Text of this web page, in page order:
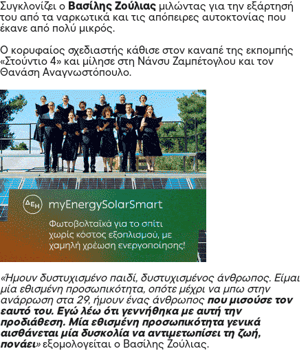
Συγκλονίζει ο Βασίλης Ζούλιας μιλώντας για την εξάρτησή
του από τα ναρκωτικά και τις απόπειρες αυτοκτονίας που
έκανε από πολύ μικρός.
Ο κορυφαίος σχεδιαστής κάθισε στον καναπέ της εκπομπής
«Στούντιο 4» και μίλησε στη Νάνσυ Ζαμπέτογλου και τον
Θανάση Αναγνωστόπουλο.
«Ήμουν δυστυχισμένο παιδί, δυστυχισμένος άνθρωπος. Είμαι
μία εθισμένη προσωπικότητα, οπότε μέχρι να μπω στην
ανάρρωση στα 29, ήμουν ένας άνθρωποςπου μισούσε τον
εαυτό του. Εγώ λέω ότι γεννήθηκα με αυτή την
προδιάθεση. Μία εθισμένη προσωπικότητα γενικά
αισθάνεται μία δυσκολία να αντιμετωπίσει τη ζωή,
πονάει»εξομολογείται ο Βασίλης Ζούλιας.